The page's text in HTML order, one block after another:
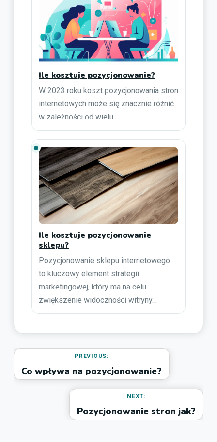
Ile kosztuje pozycjonowanie?
W 2023 roku koszt pozycjonowania stron
internetowych może się znacznie różnić
w zależności od wielu…
Ile kosztuje pozycjonowanie
sklepu?
Pozycjonowanie sklepu internetowego
to kluczowy element strategii
marketingowej, który ma na celu
zwiększenie widoczności witryny…
PREVIOUS:
Co wpływa na pozycjonowanie?
NEXT:
Pozycjonowanie stron jak?